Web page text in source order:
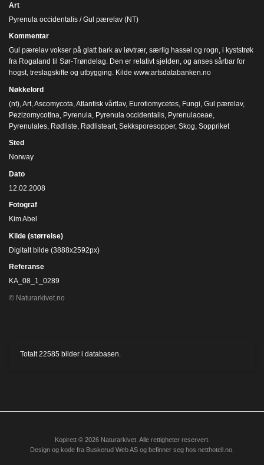
Art
Pyrenula occidentalis / Gul pærelav (NT)
Kommentar
Gul pærelav vokser på glatt bark av løvtrær, særlig hassel og rogn, i kyststrøk
fra Rogaland til Sør-Trøndelag. Den er relativt sjelden, og anses sårbar for
hogst, treslagskifte og utbygging. Kilde www.artsdatabanken.no
Nøkkelord
(nt) Art Ascomycota Atlantisk vårtlav, Eurotiomycetes Fungi Gul pærelav,
Pezizomycotina Pyrenula Pyrenula occidentalis Pyrenulaceae
Pyrenulales Rødliste Rødlisteart Sekksporesopper, Skog Soppriket
Sted
Norway
Dato
12.02.2008
Fotograf
Kim Abel
Kilde (størrelse)
Digitalt bilde (3888x2592px)
Referanse
KA_08_1_0289
© Naturarkivet.no
Totalt 22585 bilder i databasen.
Kopirett © 2026 Naturarkivet. Alle rettigheter reservert.
Design og kode fra Buskerud Web AS og befinner seg hos netthotell.no